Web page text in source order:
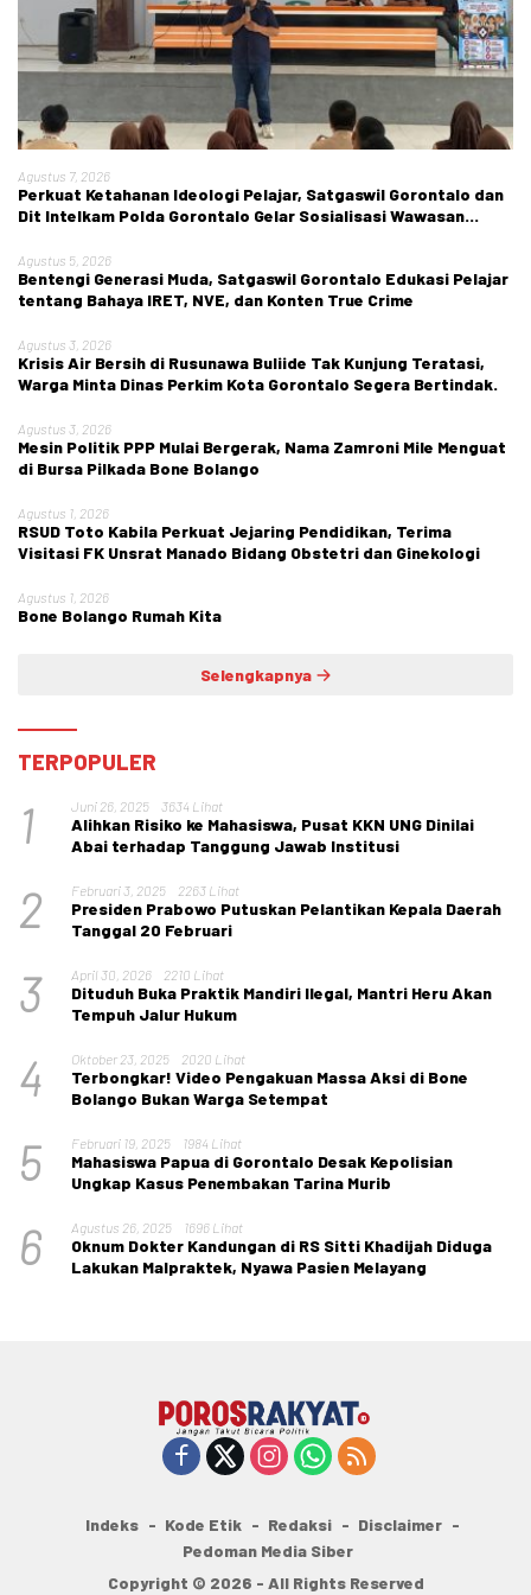
Agustus 7, 2026
Perkuat Ketahanan Ideologi Pelajar, Satgaswil Gorontalo dan
Dit Intelkam Polda Gorontalo Gelar Sosialisasi Wawasan
Agustus 5, 2026
Bentengi Generasi Muda, Satgaswil Gorontalo Edukasi Pelajar
tentang Bahaya IRET, NVE, dan Konten True Crime
Agustus 3, 2026
Krisis Air Bersih di Rusunawa Buliide Tak Kunjung Teratasi,
Warga Minta Dinas Perkim Kota Gorontalo Segera Bertindak.
Agustus 3, 2026
Mesin Politik PPP Mulai Bergerak, Nama Zamroni Mile Menguat
di Bursa Pilkada Bone Bolango
Agustus 1, 2026
RSUD Toto Kabila Perkuat Jejaring Pendidikan, Terima
Visitasi FK Unsrat Manado Bidang Obstetri dan Ginekologi
Agustus 1, 2026
Bone Bolango Rumah Kita
Selengkapnya
TERPOPULER
1 Juni 26, 2025 3634 Lihat
Alihkan Risiko ke Mahasiswa, Pusat KKN UNG Dinilai
Abai terhadap Tanggung Jawab Institusi
2 Februari 3, 2025 2263 Lihat
Presiden Prabowo Putuskan Pelantikan Kepala Daerah
Tanggal 20 Februari
3 April 30, 2026 2210 Lihat
Dituduh Buka Praktik Mandiri Ilegal, Mantri Heru Akan
Tempuh Jalur Hukum
4 Oktober 23, 2025 2020 Lihat
Terbongkar! Video Pengakuan Massa Aksi di Bone
Bolango Bukan Warga Setempat
5 Februari 19, 2025 1984 Lihat
Mahasiswa Papua di Gorontalo Desak Kepolisian
Ungkap Kasus Penembakan Tarina Murib
6 Agustus 26, 2025 1696 Lihat
Oknum Dokter Kandungan di RS Sitti Khadijah Diduga
Lakukan Malpraktek, Nyawa Pasien Melayang
Indeks Kode Etik Redaksi
Disclaimer
Pedoman Media Siber
Copyright © 2026 - All Rights Reserved